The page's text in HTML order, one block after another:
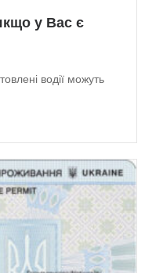
у Вас є
водії можуть